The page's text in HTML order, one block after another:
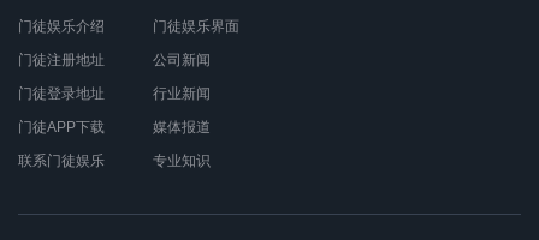
门徒娱乐介绍
门徒注册地址
门徒登录地址
门徒APP下载
联系门徒娱乐
门徒娱乐界面
公司新闻
行业新闻
媒体报道
专业知识